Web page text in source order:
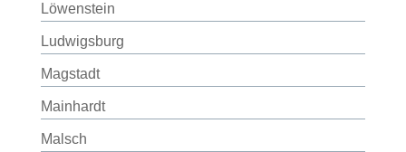
Löwenstein
Ludwigsburg
Magstadt
Mainhardt
Malsch